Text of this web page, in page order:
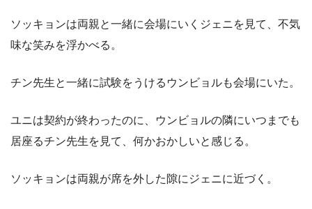
ソッキョンは両親と一緒に会場にいくジェニを見て、不気
味な笑みを浮かべる。
チン先生と一緒に試験をうけるウンビョルも会場にいた。
ユニは契約が終わったのに、ウンビョルの隣にいつまでも
居座るチン先生を見て、何かおかしいと感じる。
ソッキョンは両親が席を外した隙にジェニに近づく。